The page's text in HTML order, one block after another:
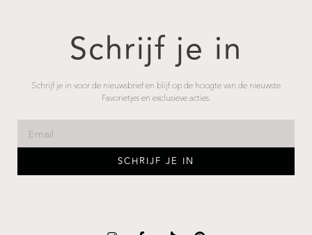
Schrijf je in
Schrijf je in voor de nieuwsbrief en blijf op de hoogte van de nieuwste
Favorietjes en exclusieve acties.
SCHRIJF JE IN